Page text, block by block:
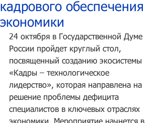
кадрового обеспечения
экономики
24 октября в Государственной Думе
России пройдет круглый стол,
посвященный созданию экосистемы
«Кадры – технологическое
лидерство», которая направлена на
решение проблемы дефицита
специалистов в ключевых отраслях